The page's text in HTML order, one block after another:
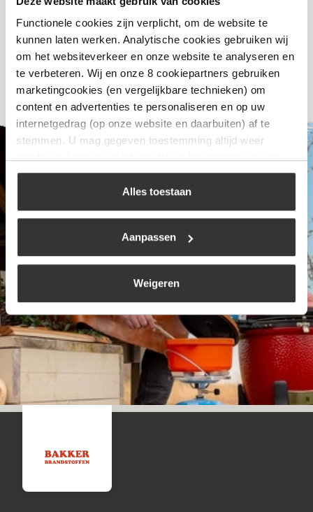
Functionele cookies zijn verplicht, om de website te
kunnen laten werken. Analytische cookies gebruiken wij
om het websiteverkeer en onze website te analyseren en
te verbeteren. Wij en onze 8 cookiepartners gebruiken
marketingcookies (en vergelijkbare technieken) om
content en advertenties te personaliseren en op uw
internetgedrag (op onze website en daarbuiten) af te
stemmen. U mag gegeven toestemming altijd weer
uw keuze op onze website verwijzen wij u naar ons
Alles toestaan
Aanpassen
Weigeren
Bekijk